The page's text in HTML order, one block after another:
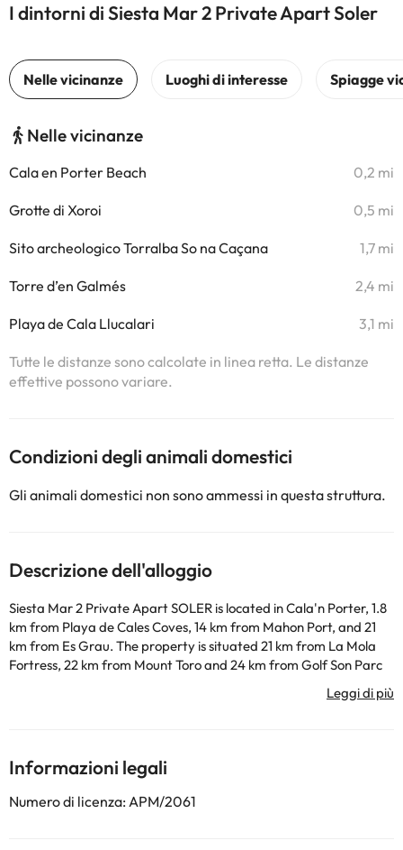
I dintorni di Siesta Mar 2 Private Apart Soler
Nelle vicinanze
Cala en Porter Beach 0,2 mi
Grotte di Xoroi 0,5 mi
Sito archeologico Torralba So na Caçana 1,7 mi
Torre d’en Galmés 2,4 mi
Playa de Cala Llucalari 3,1 mi
Tutte le distanze sono calcolate in linea retta. Le distanze
effettive possono variare.
Condizioni degli animali domestici
Gli animali domestici non sono ammessi in questa struttura.
Descrizione dell'alloggio
Siesta Mar 2 Private Apart SOLER is located in Cala'n Porter, 1.8
km from Playa de Cales Coves, 14 km from Mahon Port, and 21
km from Es Grau. The property is situated 21 km from La Mola
Fortress, 22 km from Mount Toro and 24 km from Golf Son Parc
Menorca. Free WiFi is available throughout the property and
Airport, 11 km from Siesta Mar 2 Private Apart SOLER.
La struttura non è disponibile per feste di addio al
nubilato/celibato o simili.
Informazioni legali
Numero di licenza: APM/2061